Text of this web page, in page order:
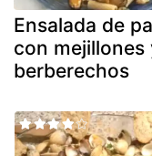
Ensalada de
con mejillones
berberechos